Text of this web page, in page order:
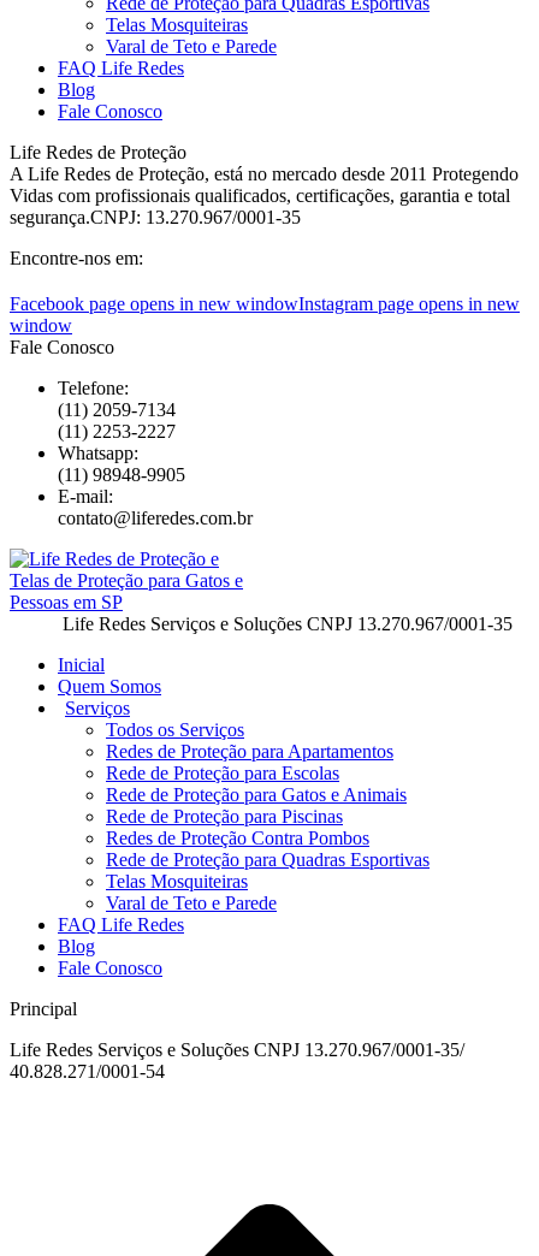
Telas Mosquiteiras
Varal de Teto e Parede
FAQ Life Redes
Blog
Fale Conosco
Life Redes de Proteção
A Life Redes de Proteção, está no mercado desde 2011 Protegendo
Vidas com profissionais qualificados, certificações, garantia e total
segurança.CNPJ: 13.270.967/0001-35
Encontre-nos em:
Facebook page opens in new windowInstagram page opens in new
window
Fale Conosco
Telefone:
(11) 2059-7134
(11) 2253-2227
Whatsapp:
(11) 98948-9905
E-mail:
contato@liferedes.com.br
Life Redes Serviços e Soluções CNPJ 13.270.967/0001-35
Inicial
Quem Somos
Serviços
Todos os Serviços
Redes de Proteção para Apartamentos
Rede de Proteção para Escolas
Rede de Proteção para Gatos e Animais
Rede de Proteção para Piscinas
Redes de Proteção Contra Pombos
Rede de Proteção para Quadras Esportivas
Telas Mosquiteiras
Varal de Teto e Parede
FAQ Life Redes
Blog
Fale Conosco
Principal
Life Redes Serviços e Soluções CNPJ 13.270.967/0001-35/
40.828.271/0001-54